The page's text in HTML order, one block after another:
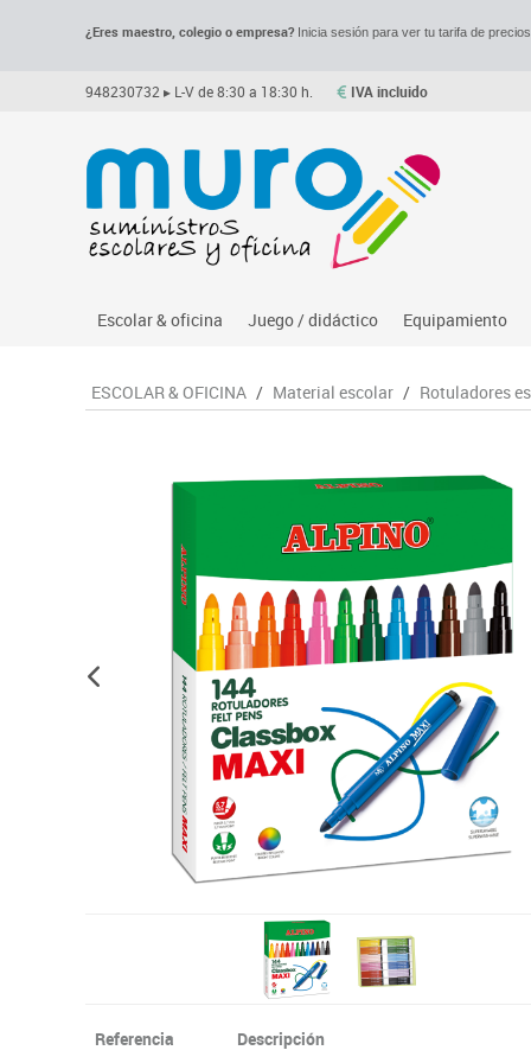
¿Eres maestro, colegio o empresa?Inicia sesión para ver tu tarifa de precios.
948230732 ▸ L-V de 8:30 a 18:30 h. IVA incluido
Escolar & oficina
Archivo
Escritura y corrección
Informática
Manualidades
Material escolar
Plastifica, encuaderna, destruye
Papel y manipulados
Juego / didáctico
Asociación y atención
Espacios exteriores
Espacios multisensoriales
Juegos heurísticos
Juegos de mesa
Juegos simbólicos
Equipamiento
Despachos y
Muebles
Percheros,
Sillas, bancos y
ESCOLAR & OFICINA / Material escolar / Rotuladores
Referencia Descripción